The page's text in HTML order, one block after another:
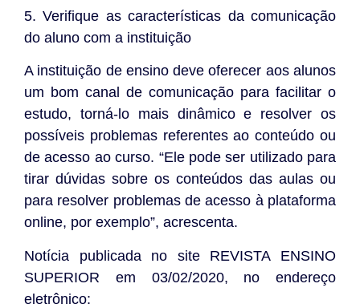
5. Verifique as características da comunicação
do aluno com a instituição
A instituição de ensino deve oferecer aos alunos
um bom canal de comunicação para facilitar o
estudo, torná-lo mais dinâmico e resolver os
possíveis problemas referentes ao conteúdo ou
de acesso ao curso. “Ele pode ser utilizado para
tirar dúvidas sobre os conteúdos das aulas ou
para resolver problemas de acesso à plataforma
online, por exemplo”, acrescenta.
Notícia publicada no site REVISTA ENSINO
SUPERIOR em 03/02/2020, no endereço
eletrônico: